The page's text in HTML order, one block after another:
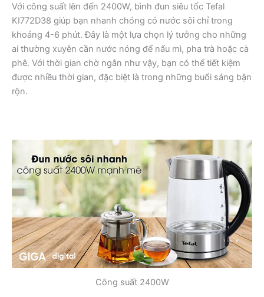
Với công suất lên đến 2400W, bình đun siêu tốc Tefal
KI772D38 giúp bạn nhanh chóng có nước sôi chỉ trong
khoảng 4-6 phút. Đây là một lựa chọn lý tưởng cho những
ai thường xuyên cần nước nóng để nấu mì, pha trà hoặc cà
phê. Với thời gian chờ ngắn như vậy, bạn có thể tiết kiệm
được nhiều thời gian, đặc biệt là trong những buổi sáng bận
rộn.
Công suất 2400W